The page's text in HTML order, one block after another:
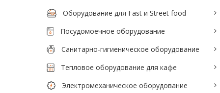
Оборудование для Fast и Street food
Посудомоечное оборудование
Санитарно-гигиеническое оборудование
Тепловое оборудование для кафе
Электромеханическое оборудование